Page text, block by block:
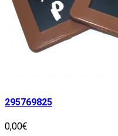
295769825
0,00€